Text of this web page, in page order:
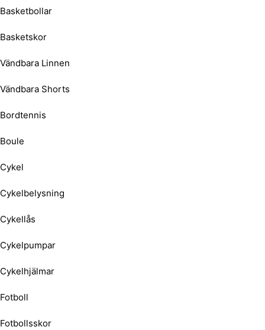
Basketbollar
Basketskor
Vändbara Linnen
Vändbara Shorts
Bordtennis
Boule
Cykel
Cykelbelysning
Cykellås
Cykelpumpar
Cykelhjälmar
Fotboll
Fotbollsskor